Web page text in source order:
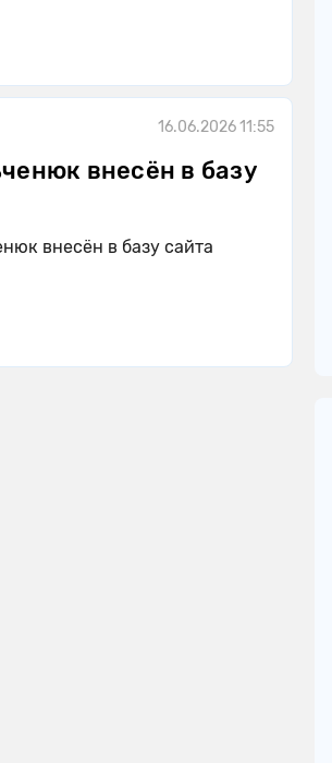
16.06.2026 11:55
внесён в базу
внесён в базу сайта